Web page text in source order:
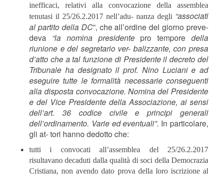
inefficaci, relativi alla convocazione della assemblea
tenutasi il 25/26.2.2017 nell’adu- nanza degli “associati
al partito della DC”, che all’ordine del giorno preve-
deva “la nomina presidentepro temporedella
riunione e del segretario ver- balizzante, con presa
d’atto che a tal funzione di Presidente il decreto del
Tribunale ha designato il prof. Nino Luciani e ad
eseguire tutte le formalità necessarie conseguenti
alla disposta convocazione. Nomina del Presidente
e del Vice Presidente della Associazione, ai sensi
dell’art.
36 codice civile e principi
generali
dell’ordinamento. Varie ed eventuali”. In particolare,
gli at- tori hanno dedotto che:
tutti i convocati all’assemblea del 25/26.2.2017
risultavano decaduti dalla qualità di soci della Democrazia
Cristiana, non avendo dato prova della loro iscrizione al